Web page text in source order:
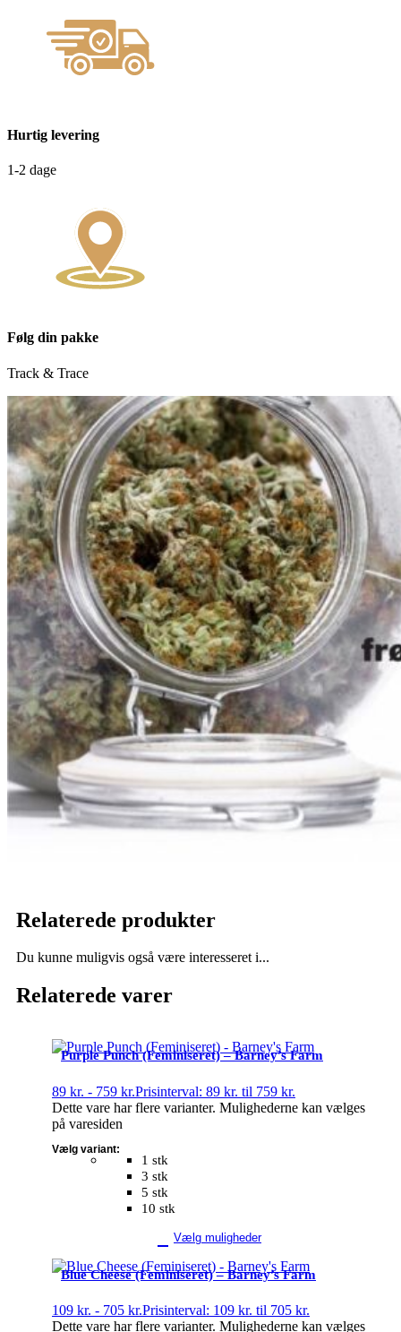
Hurtig levering
1-2 dage
Følg din pakke
Track & Trace
Relaterede produkter
Du kunne muligvis også være interesseret i...
Relaterede varer
Purple Punch (Feminiseret) – Barney’s Farm
89 kr. - 759 kr.Prisinterval: 89 kr. til 759 kr.
1 stk
3 stk
5 stk
10 stk
Vælg variant:
Vælg muligheder
Dette vare har flere varianter. Mulighederne kan vælges
på varesiden
Blue Cheese (Feminiseret) – Barney’s Farm
109 kr. - 705 kr.Prisinterval: 109 kr. til 705 kr.
Dette vare har flere varianter. Mulighederne kan vælges